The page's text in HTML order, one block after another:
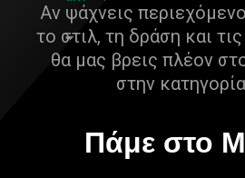
Αν ψάχνεις
το στιλ, τη δράση και
θα μας βρεις πλέον
στην
Πάμε στο